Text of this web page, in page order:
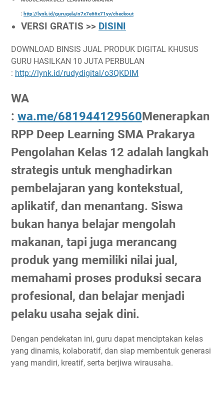
: http://lynk.id/gurugela/n7x7e66x71yv/checkout
VERSI GRATIS >> DISINI
DOWNLOAD BINSIS JUAL PRODUK DIGITAL KHUSUS
GURU HASILKAN 10 JUTA PERBULAN
: http://lynk.id/rudydigital/o3QKDlM
WA
: wa.me/681944129560Menerapkan
RPP Deep Learning SMA Prakarya
Pengolahan Kelas 12 adalah langkah
strategis untuk menghadirkan
pembelajaran yang kontekstual,
aplikatif, dan menantang. Siswa
bukan hanya belajar mengolah
makanan, tapi juga merancang
produk yang memiliki nilai jual,
memahami proses produksi secara
profesional, dan belajar menjadi
pelaku usaha sejak dini.
Dengan pendekatan ini, guru dapat menciptakan kelas
yang dinamis, kolaboratif, dan siap membentuk generasi
yang mandiri, kreatif, serta berjiwa wirausaha.